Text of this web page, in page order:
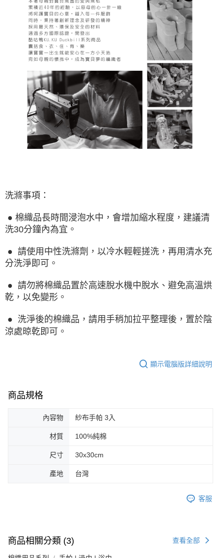
洗滌事項：
● 棉織品長時間浸泡水中，會增加縮水程度，建議清
洗30分鐘內為宜。
● 請使用中性洗滌劑，以冷水輕輕搓洗，再用清水充
分洗淨即可。
● 請勿將棉織品置於高速脫水機中脫水、避免高溫烘
乾，以免變形。
● 洗淨後的棉織品，請用手稍加拉平整理後，置於陰
涼處晾乾即可。
顯示電腦版詳細說明
商品規格
內容物 紗布手帕 3入
材質 100%純棉
尺寸 30x30cm
產地 台灣
客服
商品相關分類 (3) 查看全部